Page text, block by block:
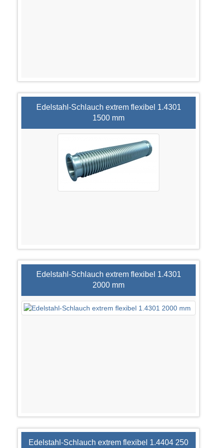
Edelstahl-Schlauch extrem flexibel 1.4301
1500 mm
Edelstahl-Schlauch extrem flexibel 1.4301
2000 mm
Edelstahl-Schlauch extrem flexibel 1.4404 250